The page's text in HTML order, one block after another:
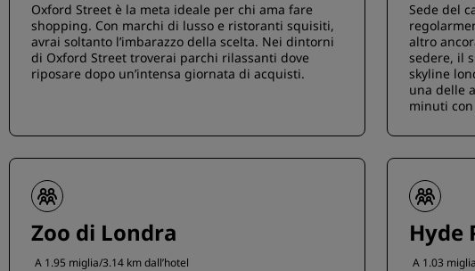
Oxford Street è la meta ideale per chi ama fare
shopping. Con marchi di lusso e ristoranti squisiti,
avrai soltanto l’imbarazzo della scelta. Nei dintorni
di Oxford Street troverai parchi rilassanti dove
riposare dopo un’intensa giornata di acquisti.
Sede del
altro
sedere, il
skyline
una delle
minuti
Zoo di Londra
A 1.95 miglia/3.14 km dall’hotel
Hyde
A 1.03